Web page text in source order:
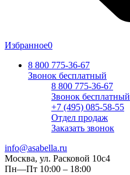
Избранное0
8 800 775-36-67
Звонок бесплатный
8 800 775-36-67
Звонок бесплатный
+7 (495) 085-58-55
Отдел продаж
Заказать звонок
info@asabella.ru
Москва, ул. Расковой 10с4
Пн—Пт 10:00 – 18:00